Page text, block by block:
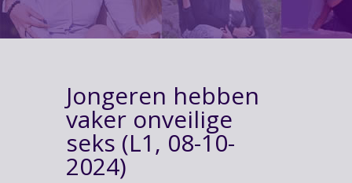
Jongeren hebben
vaker onveilige
seks (L1, 08-10-
2024)